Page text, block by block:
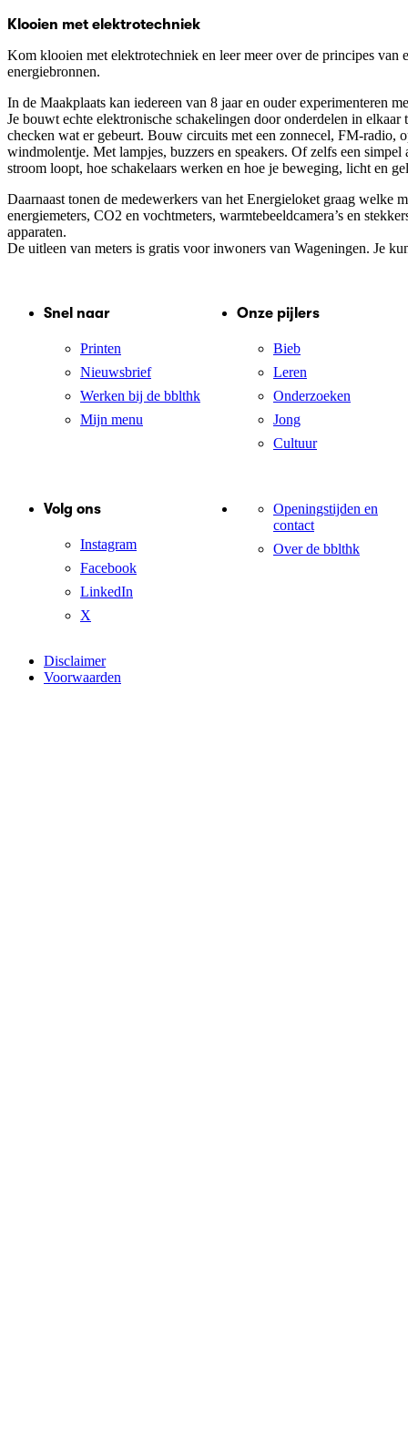
Klooien met elektrotechniek
Kom klooien met elektrotechniek en leer meer over de principes
energiebronnen.
In de Maakplaats kan iedereen van 8 jaar en ouder experimenteren
Je bouwt echte elektronische schakelingen door onderdelen in
checken wat er gebeurt. Bouw circuits met een zonnecel, FM-radio,
windmolentje. Met lampjes, buzzers en speakers. Of zelfs een simpel
stroom loopt, hoe schakelaars werken en hoe je beweging, licht en
Daarnaast tonen de medewerkers van het Energieloket graag welke
energiemeters, CO2 en vochtmeters, warmtebeeldcamera’s en
apparaten.
De uitleen van meters is gratis voor inwoners van Wageningen. Je
Snel naar
Printen
Nieuwsbrief
Werken bij de bblthk
Mijn menu
Onze pijlers
Bieb
Leren
Onderzoeken
Jong
Cultuur
Volg ons
Instagram
Facebook
LinkedIn
X
Openingstijden en
contact
Over de bblthk
Disclaimer
Voorwaarden